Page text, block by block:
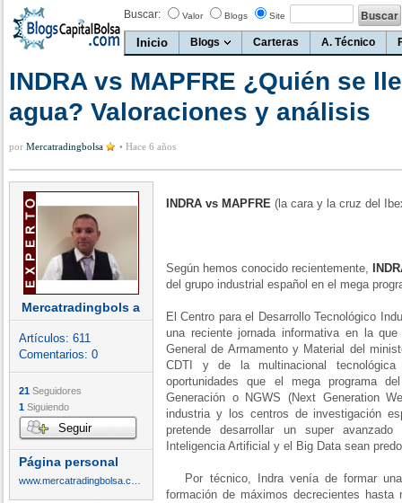
Buscar: Valor Blogs Site
Inicio Blogs Carteras A. Técnico
INDRA vs MAPFRE ¿Quién se
agua? Valoraciones y análisis
por Mercatradingbolsa • Hace 6 años
Mercatradingbols a
Artículos: 611
Comentarios: 0
21 Seguidores
1 Siguiendo
Seguir
Página personal
INDRA vs MAPFRE (la cara y la cruz del
Según hemos conocido recientemente,
del grupo industrial español en el mega
El Centro para el Desarrollo Tecnológico
una reciente jornada informativa en la
General de Armamento y Material del
CDTI y de la multinacional
oportunidades que el mega programa
Generación o NGWS (Next Generation
industria y los centros de investigación
pretende desarrollar un super
Inteligencia Artificial y el Big Data sean
Por técnico, Indra venía de formar una
formación de máximos decrecientes